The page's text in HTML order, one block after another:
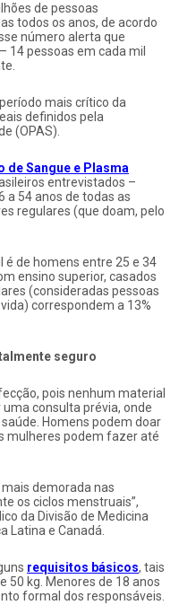
de pessoas
todos os anos, de acordo
número alerta que
14 pessoas em cada mil
mais crítico da
definidos pela
(OPAS).
de Sangue e Plasma
entrevistados –
a 54 anos de todas as
regulares (que doam, pelo
é de homens entre 25 e 34
ensino superior, casados
(consideradas pessoas
correspondem a 13%
seguro
pois nenhum material
consulta prévia, onde
Homens podem doar
mulheres podem fazer até
demorada nas
os ciclos menstruais”,
da Divisão de Medicina
Latina e Canadá.
requisitos básicos, tais
50 kg. Menores de 18 anos
formal dos responsáveis.